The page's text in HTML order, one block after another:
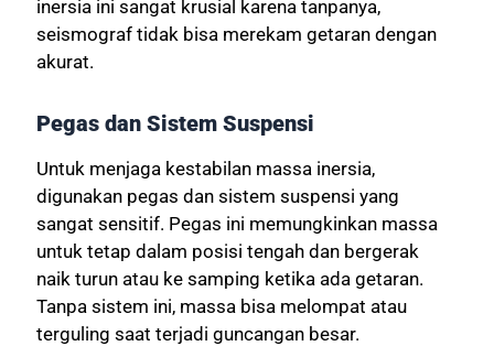
inersia ini sangat krusial karena tanpanya,
seismograf tidak bisa merekam getaran dengan
akurat.
Pegas dan Sistem Suspensi
Untuk menjaga kestabilan massa inersia,
digunakan pegas dan sistem suspensi yang
sangat sensitif. Pegas ini memungkinkan massa
untuk tetap dalam posisi tengah dan bergerak
naik turun atau ke samping ketika ada getaran.
Tanpa sistem ini, massa bisa melompat atau
terguling saat terjadi guncangan besar.